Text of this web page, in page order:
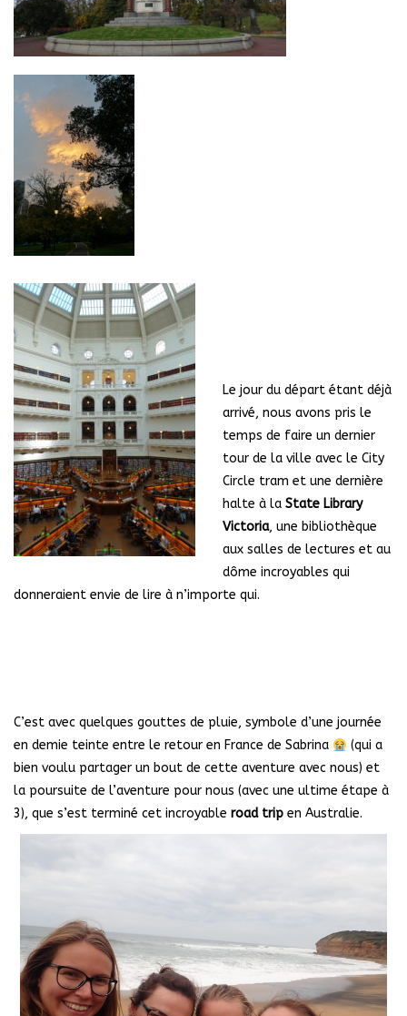
Le jour du départ étant déjà
arrivé, nous avons pris le
temps de faire un dernier
tour de la ville avec le City
Circle tram et une dernière
halte à la State Library
Victoria, une bibliothèque
aux salles de lectures et au
dôme incroyables qui
donneraient envie de lire à n’importe qui.
C’est avec quelques gouttes de pluie, symbole d’une journée
en demie teinte entre le retour en France de Sabrina
(qui a
bien voulu partager un bout de cette aventure avec nous) et
la poursuite de l’aventure pour nous (avec une ultime étape à
3), que s’est terminé cet incroyable road trip en Australie.